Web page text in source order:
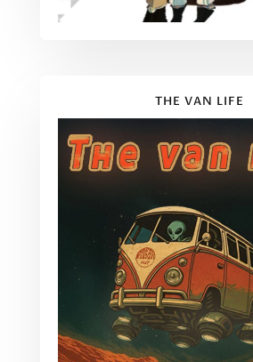
THE VAN LIFE